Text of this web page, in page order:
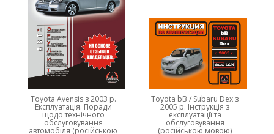
Toyota Avensis з 2003 р.
Експлуатація. Поради
щодо технічного
обслуговування
автомобіля (російською
Toyota bB / Subaru Dex з
2005 р. Інструкція з
експлуатації та
обслуговування
(російською мовою)